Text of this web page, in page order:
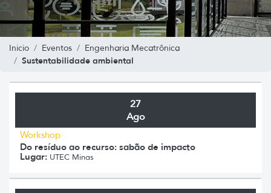
Inicio Eventos Engenharia Mecatrônica
Sustentabilidade ambiental
27
Ago
Workshop
Do resíduo ao recurso: sabão de impacto
Lugar: UTEC Minas